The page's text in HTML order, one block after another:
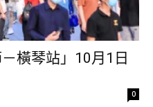
橫琴站」10月1日
0